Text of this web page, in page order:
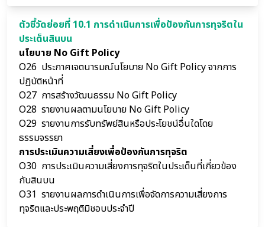
ตัวชี้วัดย่อยที่ 10.1 การดำเนินการเพื่อป้องกันการทุจริตใน
ประเด็นสินบน
นโยบาย No Gift Policy
O26 ประกาศเจตนารมณ์นโยบาย No Gift Policy จากการ
ปฏิบัติหน้าที่
O27 การสร้างวัฒนธรรม No Gift Policy
O28 รายงานผลตามนโยบาย No Gift Policy
O29 รายงานการรับทรัพย์สินหรือประโยชน์อื่นใดโดย
ธรรมจรรยา
การประเมินความเสี่ยงเพื่อป้องกันการทุจริต
O30 การประเมินความเสี่ยงการทุจริตในประเด็นที่เกี่ยวข้อง
กับสินบน
O31 รายงานผลการดำเนินการเพื่อจัดการความเสี่ยงการ
ทุจริตและประพฤติมิชอบประจำปี